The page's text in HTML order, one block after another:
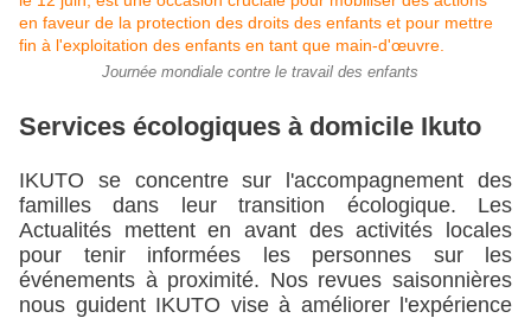
Journée mondiale contre le travail des enfants
Services écologiques à domicile Ikuto
IKUTO se concentre sur l'accompagnement des
familles dans leur transition écologique. Les
Actualités mettent en avant des activités locales
pour tenir informées les personnes sur les
événements à proximité. Nos revues saisonnières
nous guident IKUTO vise à améliorer l'expérience